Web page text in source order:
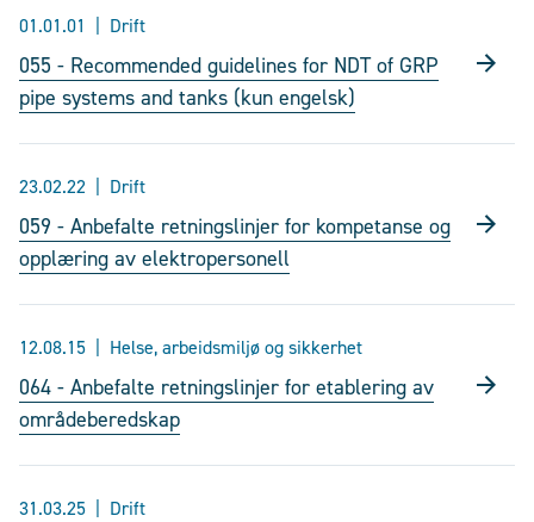
01.01.01 Drift
055 - Recommended guidelines for NDT of GRP
pipe systems and tanks (kun engelsk)
23.02.22 Drift
059 - Anbefalte retningslinjer for kompetanse og
opplæring av elektropersonell
12.08.15 Helse, arbeidsmiljø og sikkerhet
064 - Anbefalte retningslinjer for etablering av
områdeberedskap
31.03.25 Drift